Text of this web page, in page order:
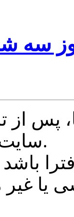
۱۵ مهر
از
سایت منتشر خواهد شد.
یا غیر